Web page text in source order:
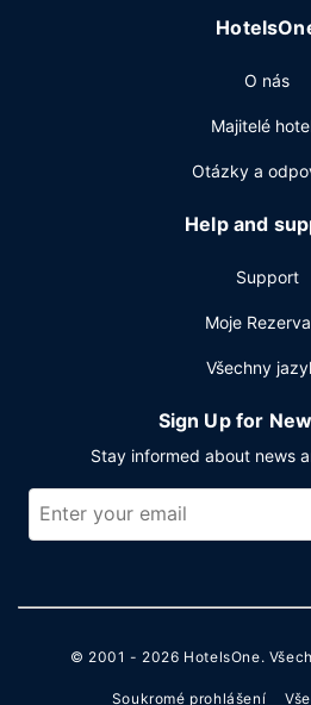
O nás
Majitelé
Otázky a
Help and
Support
Moje
Všechny
Sign Up for
Stay informed about news
© 2001 - 2026 HotelsOne.
Soukromé prohlášení